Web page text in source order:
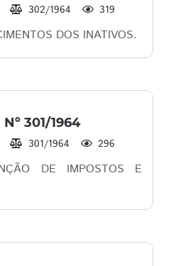
302/1964 319
DOS INATIVOS.
301/1964
301/1964 296
DE IMPOSTOS E